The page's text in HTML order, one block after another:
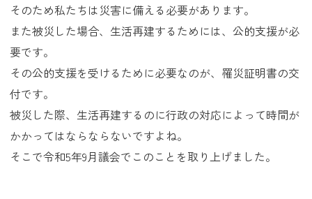
そのため私たちは災害に備える必要があります。
また被災した場合、生活再建するためには、公的支援が必
要です。
その公的支援を受けるために必要なのが、罹災証明書の交
付です。
被災した際、生活再建するのに行政の対応によって時間が
かかってはならならないですよね。
そこで令和5年9月議会でこのことを取り上げました。